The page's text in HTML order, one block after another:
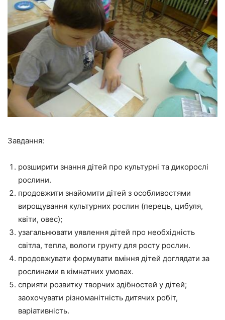
Завдання:
розширити знання дітей про культурні та дикорослі
рослини.
продовжити знайомити дітей з особливостями
вирощування культурних рослин (перець, цибуля,
квіти, овес);
узагальнювати уявлення дітей про необхідність
світла, тепла, вологи грунту для росту рослин.
продовжувати формувати вміння дітей доглядати за
рослинами в кімнатних умовах.
сприяти розвитку творчих здібностей у дітей;
заохочувати різноманітність дитячих робіт,
варіативність.